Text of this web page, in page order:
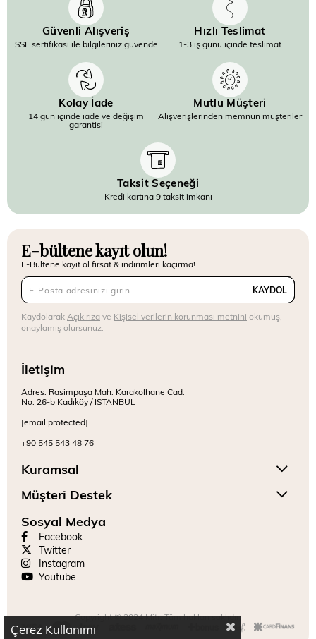
Güvenli Alışveriş
SSL sertifikası ile bilgileriniz güvende
Hızlı Teslimat
1-3 iş günü içinde teslimat
Kolay İade
14 gün içinde iade ve değişim
garantisi
Mutlu Müşteri
Alışverişlerinden memnun müşteriler
Taksit Seçeneği
Kredi kartına 9 taksit imkanı
E-bültene kayıt olun!
E-Bültene kayıt ol fırsat & indirimleri kaçırma!
KAYDOL
Kaydolarak Açık rızave Kişisel verilerin korunması metnini okumuş,
onaylamış olursunuz.
İletişim
Adres: Rasimpaşa Mah. Karakolhane Cad.
No: 26-b Kadıköy / İSTANBUL
[email protected]
+90 545 543 48 76
Kuramsal
Müşteri Destek
Sosyal Medya
Facebook
Twitter
Instagram
Youtube
Copyright © 2024 Mitr. Tüm hakları saklıdır.
Çerez Kullanımı